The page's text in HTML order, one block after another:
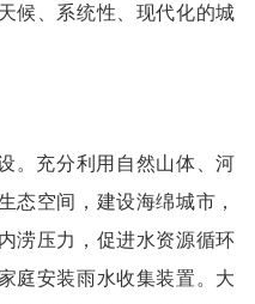
候、系统性、现代化的城
。充分利用自然山体、河
态空间，建设海绵城市，
涝压力，促进水资源循环
庭安装雨水收集装置。大